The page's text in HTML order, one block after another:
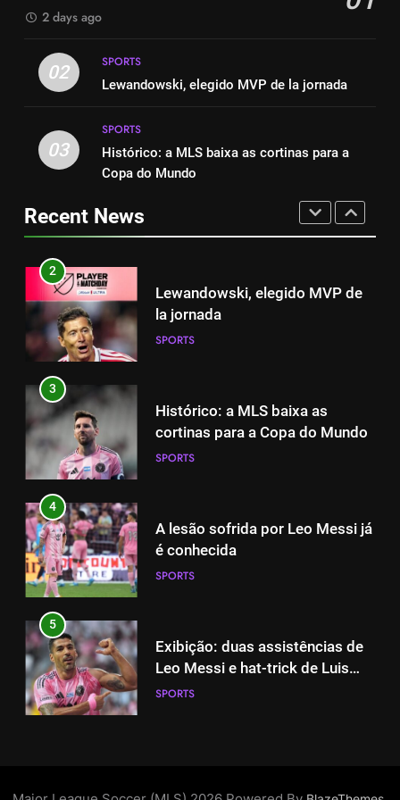
1
Lewandowski, elegido MVP de
3
Histórico: a MLS baixa as
cortinas para a Copa do Mundo
4
A lesão sofrida por Leo Messi já
é conhecida
5
Leo Messi e hat-trick de Luis
6
espanhola
2 days ago
02
SPORTS
Lewandowski, elegido MVP de la jornada
03
SPORTS
Histórico: a MLS baixa as cortinas para a
Copa do Mundo
Recent News
SPORTS
1
2
Lewandowski, elegido MVP de
la jornada
SPORTS
3
Histórico: a MLS baixa as
cortinas para a Copa do Mundo
SPORTS
4
A lesão sofrida por Leo Messi já
é conhecida
SPORTS
5
Exibição: duas assistências de
Leo Messi e hat-trick de Luis
Suárez
SPORTS